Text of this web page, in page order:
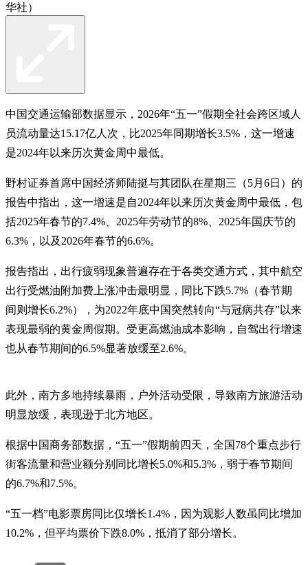
华社）
中国交通运输部数据显示，2026年“五一”假期全社会跨区域人
员流动量达15.17亿人次，比2025年同期增长3.5%，这一增速
是2024年以来历次黄金周中最低。
野村证券首席中国经济师陆挺与其团队在星期三（5月6日）的
报告中指出，这一增速是自2024年以来历次黄金周中最低，包
括2025年春节的7.4%、2025年劳动节的8%、2025年国庆节的
6.3%，以及2026年春节的6.6%。
报告指出，出行疲弱现象普遍存在于各类交通方式，其中航空
出行受燃油附加费上涨冲击最明显，同比下跌5.7%（春节期
间则增长6.2%），为2022年底中国突然转向“与冠病共存”以来
表现最弱的黄金周假期。受更高燃油成本影响，自驾出行增速
也从春节期间的6.5%显著放缓至2.6%。
此外，南方多地持续暴雨，户外活动受限，导致南方旅游活动
明显放缓，表现逊于北方地区。
根据中国商务部数据，“五一”假期前四天，全国78个重点步行
街客流量和营业额分别同比增长5.0%和5.3%，弱于春节期间
的6.7%和7.5%。
“五一档”电影票房同比仅增长1.4%，因为观影人数虽同比增加
10.2%，但平均票价下跌8.0%，抵消了部分增长。